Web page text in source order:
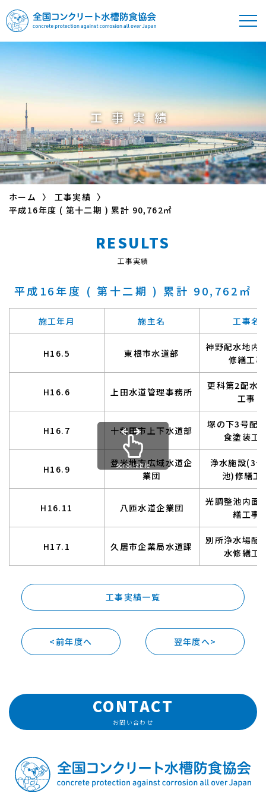
全国コンクリート
水槽防食協会
工事実績
ホーム
工事実績
平成16年度 ( 第十二期 ) 累計 90,762㎡
RESULTS
工事実績
平成16年度 ( 第十二期 ) 累計 90,762㎡
施工年月 施主名 工事名
H16.5 東根市水道部
神野配水地内
修繕工事
H16.6 上田水道管理事務所
更科第2配水
工事
H16.7 十和田市上下水道部
塚の下3号配
食塗装工
H16.9
登米地方広域水道企
業団
浄水施設(3
池)修繕工
H16.11 八匝水道企業団
光調整池内面
繕工事
H17.1 久居市企業局水道課
別所浄水場配
水修繕工
scrollable
<前年度へ
工事実績一覧
翌年度へ>
CONTACT
お問い合わせ